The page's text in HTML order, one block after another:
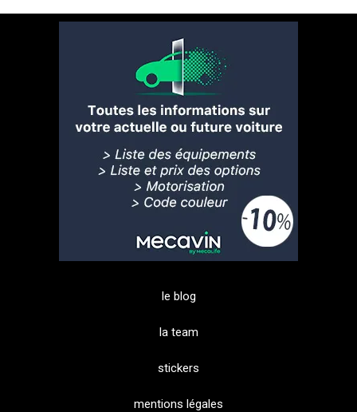
le blog
la team
stickers
mentions légales